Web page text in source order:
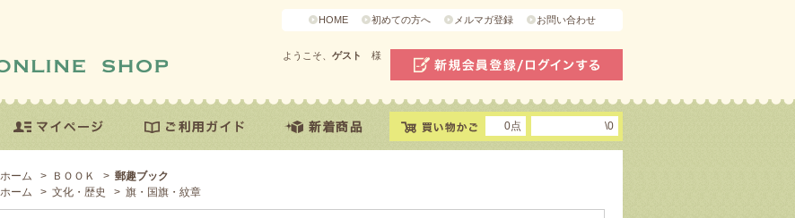
HOME 初めての方へ メルマガ登録 お問い合わせ
ようこそ、 ゲスト 様
0点 \0
ホーム > ＢＯＯＫ > 郵趣ブック
ホーム
> 文化・歴史 > 旗・国旗・紋章